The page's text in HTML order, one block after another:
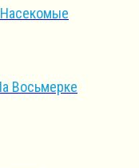
Восьмерке